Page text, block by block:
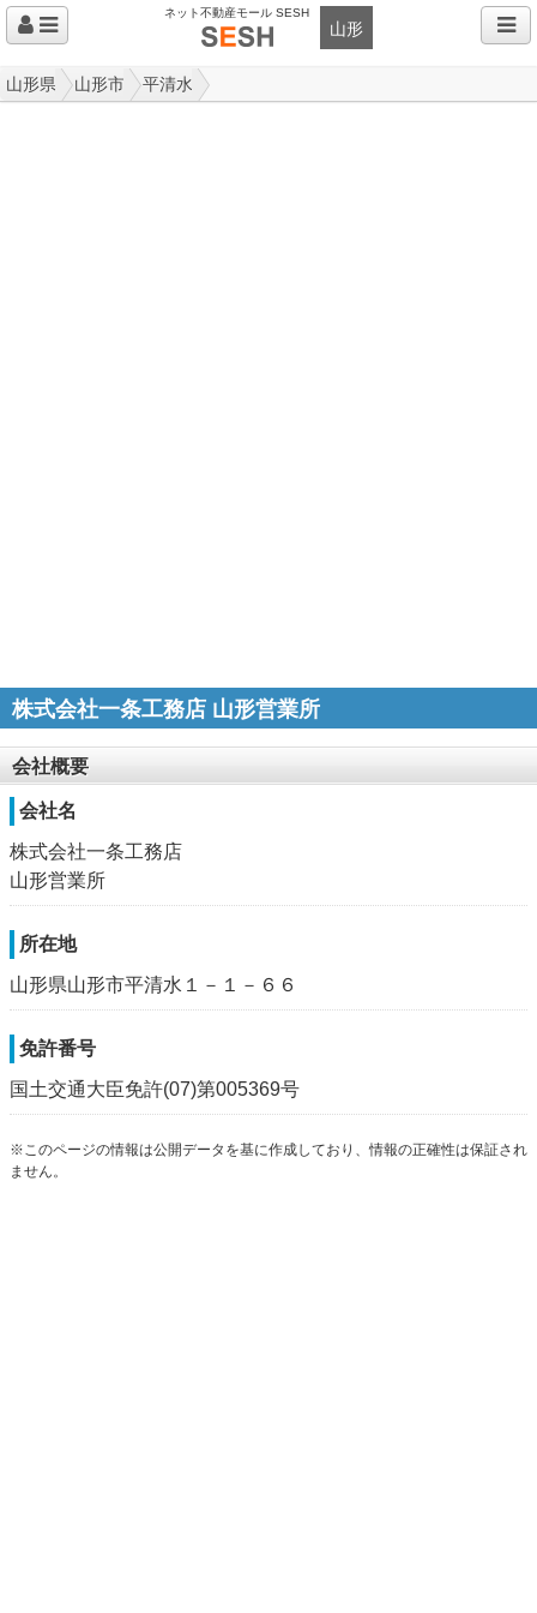
ネット不動産モール SESH
山形
山形県 山形市 平清水
株式会社一条工務店 山形営業所
会社概要
会社名
株式会社一条工務店
山形営業所
所在地
山形県山形市平清水１－１－６６
免許番号
国土交通大臣免許(07)第005369号
※このページの情報は公開データを基に作成しており、情報の正確性は保証され
ません。